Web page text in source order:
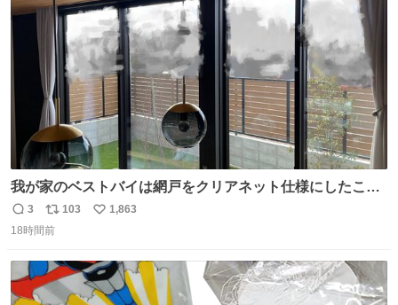
数
我が家のベストバイは網戸をクリアネット仕様にしたこ
と。網目が細かいから虫の侵入は一切許さないし、見た目
もクリアで網戸の存在を感じない。特筆すべきはその値
コスパ。これから家を建てる方は迷わず採用してほしい。
返
信
3
リ
ポ
ト
数
103
い
数
1,863
18時間前